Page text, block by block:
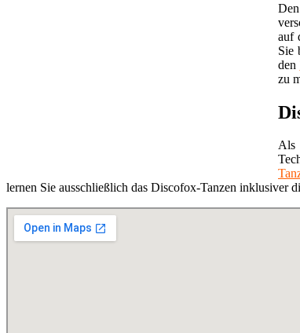
auf
Sie
den
zu
Als
lernen Sie ausschließlich das Discofox-Tanzen inklusiver